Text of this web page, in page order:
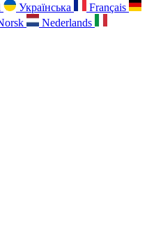
Українська
Français
Nederlands